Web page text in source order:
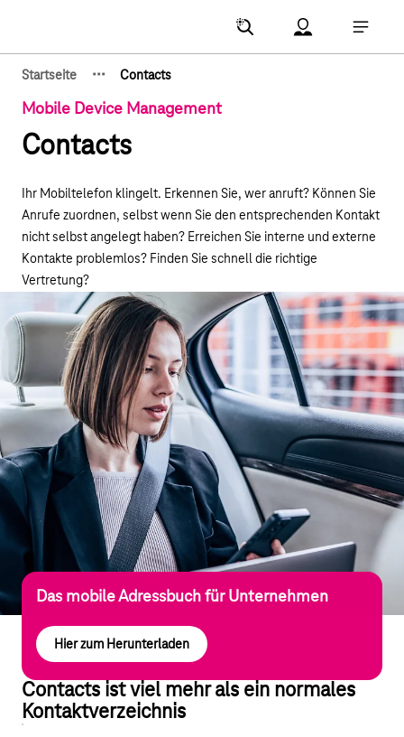
Account Menu
Startseite ··· Contacts
Mobile Device Management
Contacts
Ihr Mobiltelefon klingelt. Erkennen Sie, wer anruft? Können Sie
Anrufe zuordnen, selbst wenn Sie den entsprechenden Kontakt
nicht selbst angelegt haben? Erreichen Sie interne und externe
Kontakte problemlos? Finden Sie schnell die richtige
Vertretung?
Das mobile Adressbuch für Unternehmen
Hier zum Herunterladen
Contacts ist viel mehr als ein normales
Kontaktverzeichnis